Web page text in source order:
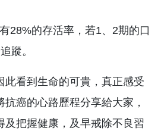
28%的存活率，若1、2期的口
蹤。
看到生命的可貴，真正感受
癌的心路歷程分享給大家，
把握健康，及早戒除不良習